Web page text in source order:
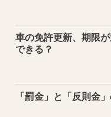
車の免許更新、期限
できる？
「罰金」と「反則金